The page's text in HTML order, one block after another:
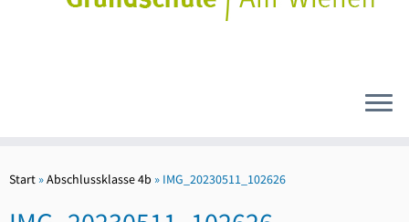
Inhalt
Start »Abschlussklasse 4b » IMG_20230511_102626